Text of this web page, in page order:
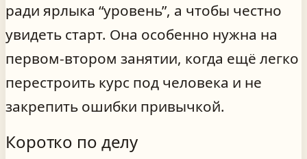
ради ярлыка “уровень”, а чтобы честно
увидеть старт. Она особенно нужна на
первом-втором занятии, когда ещё легко
перестроить курс под человека и не
закрепить ошибки привычкой.
Коротко по делу